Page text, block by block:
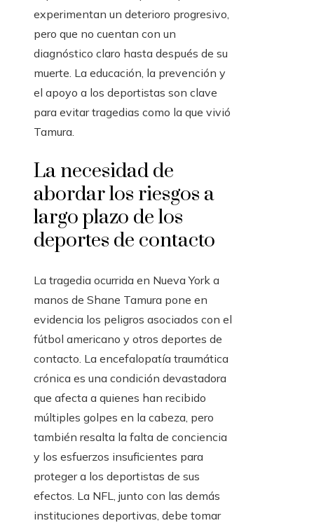
experimentan un deterioro progresivo,
pero que no cuentan con un
diagnóstico claro hasta después de su
muerte. La educación, la prevención y
el apoyo a los deportistas son clave
para evitar tragedias como la que vivió
Tamura.
La necesidad de
abordar los riesgos a
largo plazo de los
deportes de contacto
La tragedia ocurrida en Nueva York a
manos de Shane Tamura pone en
evidencia los peligros asociados con el
fútbol americano y otros deportes de
contacto. La encefalopatía traumática
crónica es una condición devastadora
que afecta a quienes han recibido
múltiples golpes en la cabeza, pero
también resalta la falta de conciencia
y los esfuerzos insuficientes para
proteger a los deportistas de sus
efectos. La NFL, junto con las demás
instituciones deportivas, debe tomar